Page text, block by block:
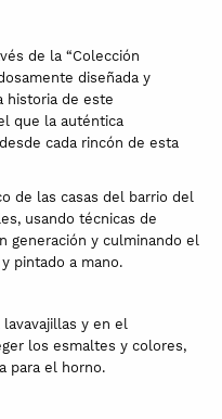
de la “Colección
diseñada y
historia de este
que la auténtica
cada rincón de esta
de las casas del barrio del
usando técnicas de
generación y culminando el
pintado a mano.
y en el
los esmaltes y colores,
para el horno.